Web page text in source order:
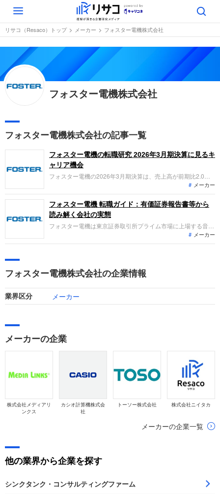
Toggle
navigation
リサコ（Resaco）トップ メーカー フォスター電機株式会社
フォスター電機株式会社
フォスター電機株式会社の記事一覧
フォスター電機の転職研究 2026年3月期決算に見るキ
ャリア機会
フォスター電機の2026年3月期決算は、売上高が前期比2.0%
減となったものの、営業利益は12.9%増の7,670百万円と大幅
な増益を達成。「なぜ今フォスター電機なのか？」「転職希望
者がどの事業で、どんな役割を担えるのか」を整理します。
メーカー
フォスター電機 転職ガイド：有価証券報告書等から
読み解く会社の実態
フォスター電機は東京証券取引所プライム市場に上場する音響
機器メーカーです。車載・テレビ用スピーカ事業やヘッドホン
等のモバイルオーディオ事業をグローバルに展開しています。
達成しました。
メーカー
フォスター電機株式会社の企業情報
業界区分 メーカー
メーカーの企業
株式会社メディアリ
ンクス
カシオ計算機株式会
社
トーソー株式会社 株式会社ニイタカ
メーカーの企業一覧
他の業界から企業を探す
シンクタンク・コンサルティングファーム